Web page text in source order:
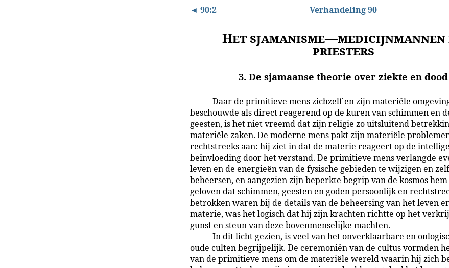
◄ 90:2 Verhandeling 90
Het sjamanisme—medicijnmannen
priesters
3. De sjamaanse theorie over ziekte en dood
Daar de primitieve mens zichzelf en zijn materiële
beschouwde als direct reagerend op de kuren van schimmen en
geesten, is het niet vreemd dat zijn religie zo uitsluitend
materiële zaken. De moderne mens pakt zijn materiële
rechtstreeks aan: hij ziet in dat de materie reageert op de
beïnvloeding door het verstand. De primitieve mens verlangde
leven en de energieën van de fysische gebieden te wijzigen en
beheersen, en aangezien zijn beperkte begrip van de kosmos
geloven dat schimmen, geesten en goden persoonlijk en
betrokken waren bij de details van de beheersing van het leven
materie, was het logisch dat hij zijn krachten richtte op het
gunst en steun van deze bovenmenselijke machten.
In dit licht gezien, is veel van het onverklaarbare en
oude culten begrijpelijk. De ceremoniën van de cultus vormden
van de primitieve mens om de materiële wereld waarin hij zich